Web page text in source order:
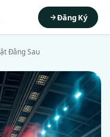
Đăng Ký
Đằng Sau